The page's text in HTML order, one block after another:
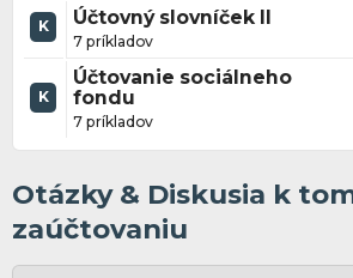
K Účtovný slovníček II
7 príkladov
K
Účtovanie sociálneho
fondu
7 príkladov
Otázky & Diskusia k
zaúčtovaniu